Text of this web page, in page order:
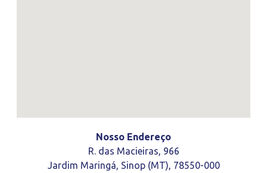
Nosso Endereço
R. das Macieiras, 966
Jardim Maringá, Sinop (MT), 78550-000